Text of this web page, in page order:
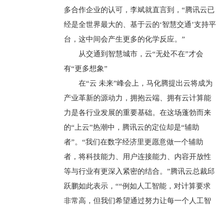
多合作企业的认可，李斌就直言到，“腾讯云已
经是全世界最大的、基于云的‘智慧交通’支持平
台，这中间会产生更多的化学反应。”
从交通到智慧城市，云“无处不在”才会
有“更多想象”
在“云 未来”峰会上，马化腾提出云将成为
产业革新的源动力，拥抱云端、拥有云计算能
力是各行业发展的重要基础。在这场蓬勃而来
的“上云”热潮中，腾讯云的定位却是“辅助
者”。“我们在数字经济里更愿意做一个辅助
者，将科技能力、用户连接能力、内容开放性
等与行业有更深入紧密的结合。”腾讯云总裁邱
跃鹏如此表示，““例如人工智能，对计算要求
非常高，但我们希望通过努力让每一个人工智